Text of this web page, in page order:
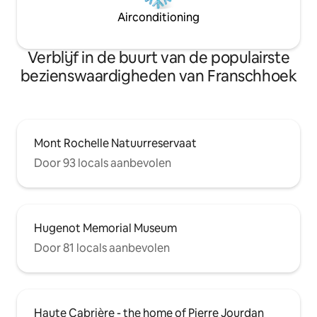
Airconditioning
Verblijf in de buurt van de populairste
bezienswaardigheden van Franschhoek
Mont Rochelle Natuurreservaat
Door 93 locals aanbevolen
Hugenot Memorial Museum
Door 81 locals aanbevolen
Haute Cabrière - the home of Pierre Jourdan